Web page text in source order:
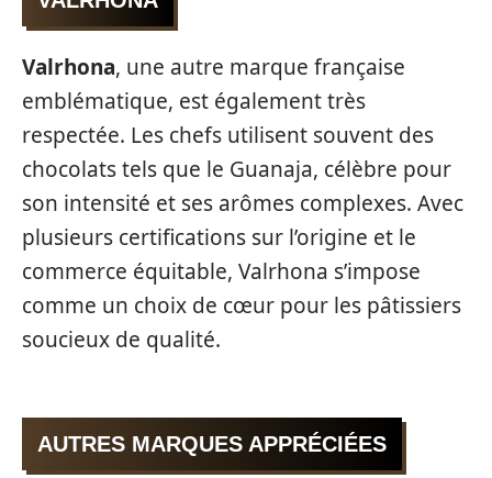
Valrhona, une autre marque française
emblématique, est également très
respectée. Les chefs utilisent souvent des
chocolats tels que le Guanaja, célèbre pour
son intensité et ses arômes complexes. Avec
plusieurs certifications sur l’origine et le
commerce équitable, Valrhona s’impose
comme un choix de cœur pour les pâtissiers
soucieux de qualité.
AUTRES MARQUES APPRÉCIÉES